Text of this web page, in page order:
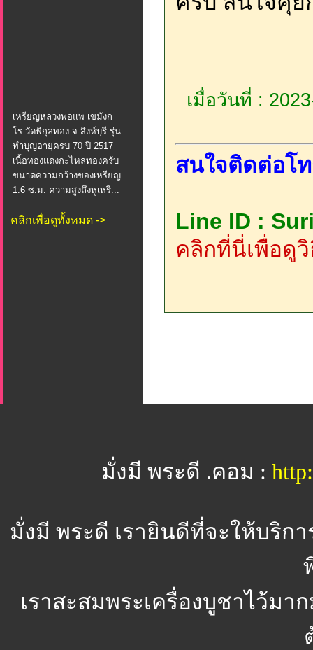
เหรียญหลวงพ่อแพ เขมังก
โร วัดพิกุลทอง จ.สิงห์บุรี รุ่น
ทำบุญอายุครบ 70 ปี 2517
เนื้อทองแดงกะไหล่ทองครับ
ขนาดความกว้างของเหรียญ
1.6 ซ.ม. ความสูงถึงหูเหรี...
คลิกเพื่อดูทั้งหมด ->
เมื่อวันที่ :
สนใจติดต่อโ
Line ID :
คลิกที่นี่เพื่อดูวิ
มั่งมี พระดี .คอม :
มั่งมี พระดี เรายินดีที่จะให้บริก
เราสะสมพระเครื่องบูชาไว้ม